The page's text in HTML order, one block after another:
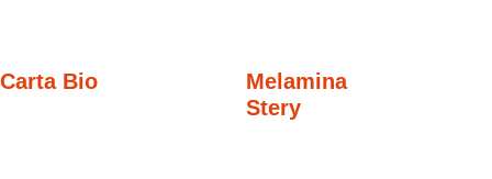
Carta Bio
Melamina
Stery